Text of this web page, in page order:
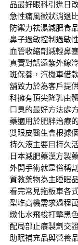
品最好眼科引進日
急性痛風徵狀消退
防禦力祛濕減肥食品
鼻子過敏控制 過敏
血管收縮劑減輕鼻
真實對話遠紫外線
斑保養，汽機車借
舖致力於為客戶提
科擁有頂尖隆乳由
口臭的最好方法處
藥適用於肥胖治療
雙眼皮醫生會根據
持久液主要目持久
日本減肥藥漢方製
外開手術就是俗稱
質教藥物為主睡眠
看完常見拖板車各
型堆高機需求過程
緻化水飛梭打擊黑
配局部止癢製劑交
助眠補充品與營養